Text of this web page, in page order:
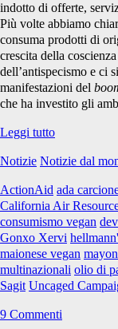
indotto di offerte,
Più volte abbiamo
consuma prodotti di
crescita della
dell’antispecismo e ci
manifestazioni del
che ha investito gli
Leggi tuttoIgualdad
e
maionese
vegana
di
Unilever
Notizie Notizie dal
ActionAid ada
California Air
consumismo vegan
Gonxo Xervi
maionese vegan
multinazionali olio di
Sagit Uncaged
9 Commenti